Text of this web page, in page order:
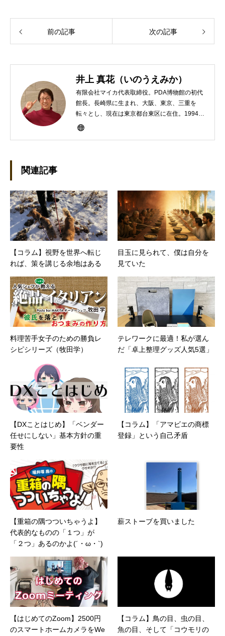
前の記事 次の記事
井上 真花（いのうえみか）
有限会社マイカ代表取締役。PDA博物館の初代
館長。長崎県に生まれ、大阪、東京、三重を
転々とし、現在は東京都台東区に在住。1994年
にHP100LXと出会ったのをきかっけに、フリ
制作。プライベートでは、井上円了哲学塾の第
一期修了生として「哲学カフェ＠神保町」の世
話人、2020年以降は「なごテツ」のオンライン
カフェの世話人を務める。趣味は考えること。
関連記事
【コラム】視野を世界へ転じ
れば、策を講じる余地はある
目玉に見られて、僕は自分を
見ていた
料理苦手女子のための勝負レ
シピシリーズ（牧田学）
テレワークに最適！私が選ん
だ「卓上整理グッズ人気5選」
【DXことはじめ】「ベンダー
任せにしない」基本方針の重
要性
【コラム】「アマビエの商標
登録」という自己矛盾
【重箱の隅つついちゃうよ】
代表的なものの「１つ」が
「２つ」あるのかよ(´・ω・`)
薪ストーブを買いました
【はじめてのZoom】2500円
のスマートホームカメラをWe
【コラム】鳥の目、虫の目、
魚の目、そして「コウモリの